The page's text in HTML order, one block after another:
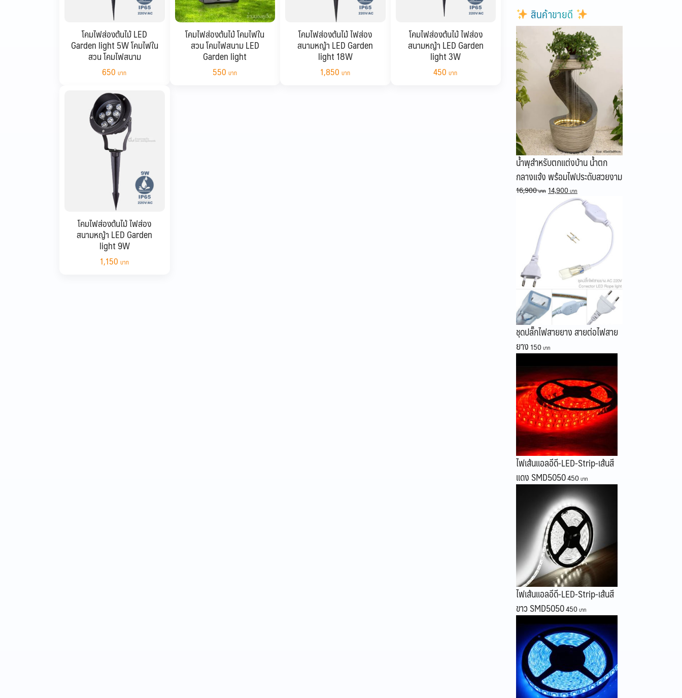
โคมไฟส่องต้นไม้ LED
Garden light 5W โคมไฟใน
สวน โคมไฟสนาม
650
โคมไฟส่องต้นไม้ โคมไฟใน
สวน โคมไฟสนาม LED
Garden light
550
โคมไฟส่องต้นไม้ ไฟส่อง
สนามหญ้า LED Garden
light 18W
1,850
โคมไฟส่องต้นไม้ ไฟส่อง
สนามหญ้า LED Garden
light 3W
450
โคมไฟส่องต้นไม้ ไฟส่อง
สนามหญ้า LED Garden
light 9W
1,150
สินค้าขายดี
น้ำพุสำหรับตกแต่งบ้าน น้ำตก
กลางแจ้ง พร้อมไฟประดับสวยงาม
16,900
Original
price
was:
14,900
price
14,900 ฿.
ชุดปลั๊กไฟสายยาง สายต่อไฟสาย
ยาง 150
ไฟเส้นแอลอีดี-LED-Strip-เส้นสี
แดง SMD5050450
ไฟเส้นแอลอีดี-LED-Strip-เส้นสี
ขาว SMD5050450